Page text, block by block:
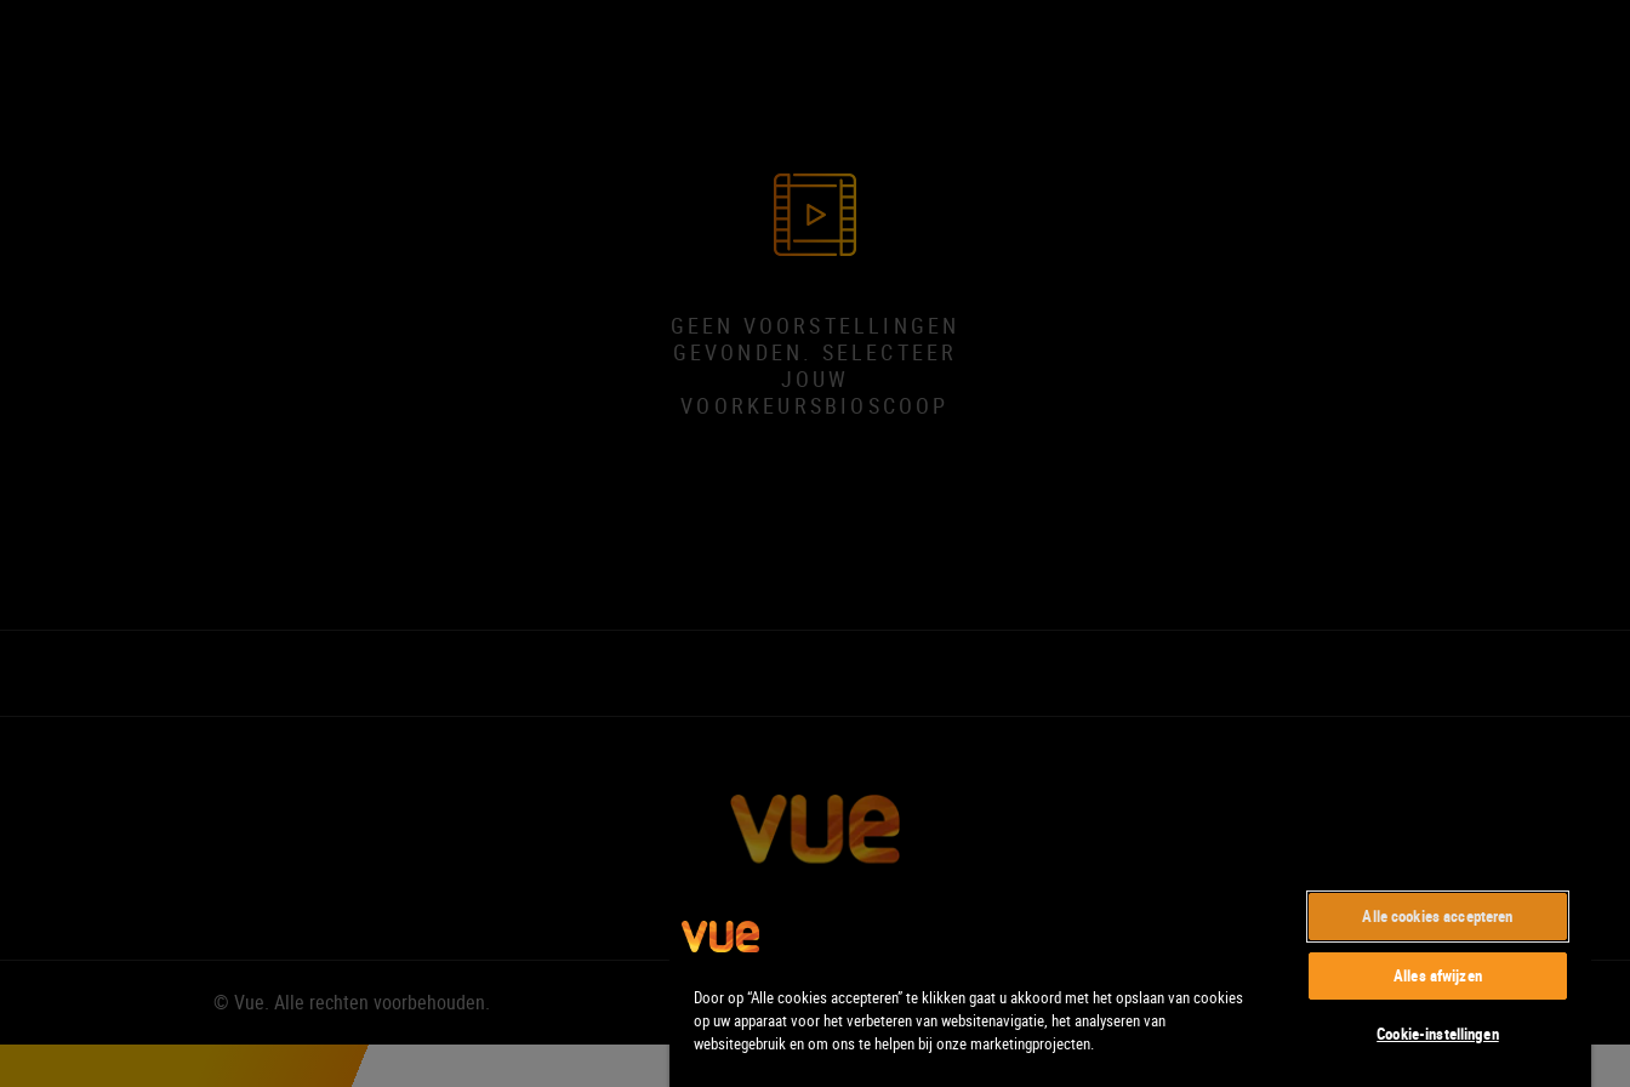
GEEN VOORSTELLINGEN
GEVONDEN. SELECTEER
JOUW
VOORKEURSBIOSCOOP
© Vue. Alle rechten voorbehouden.
Door op “Alle cookies accepteren” te klikken gaat u akkoord met het opslaan van cookies
op uw apparaat voor het verbeteren van websitenavigatie, het analyseren van
websitegebruik en om ons te helpen bij onze marketingprojecten.
Alle cookies accepteren
Alles afwijzen
Cookie-instellingen